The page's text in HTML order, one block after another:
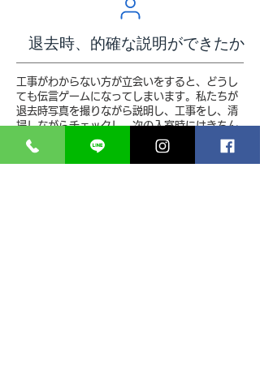
退去時、的確な説明ができたか
工事がわからない方が立会いをすると、どうし
ても伝言ゲームになってしまいます。私たちが
退去時写真を撮りながら説明し、工事をし、清
掃しながらチェックし、次の入室時にはきちん
と書類と写真が出来ている。そのサイクルがあ
るからこそオーナー様のリスクを減らし、入居